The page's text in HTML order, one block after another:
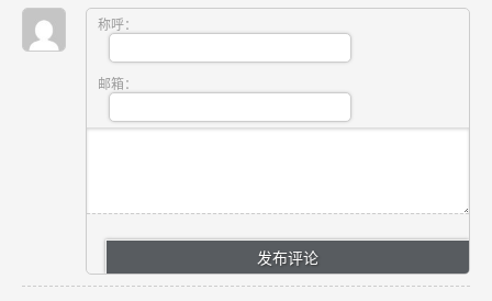
称呼：
邮箱：